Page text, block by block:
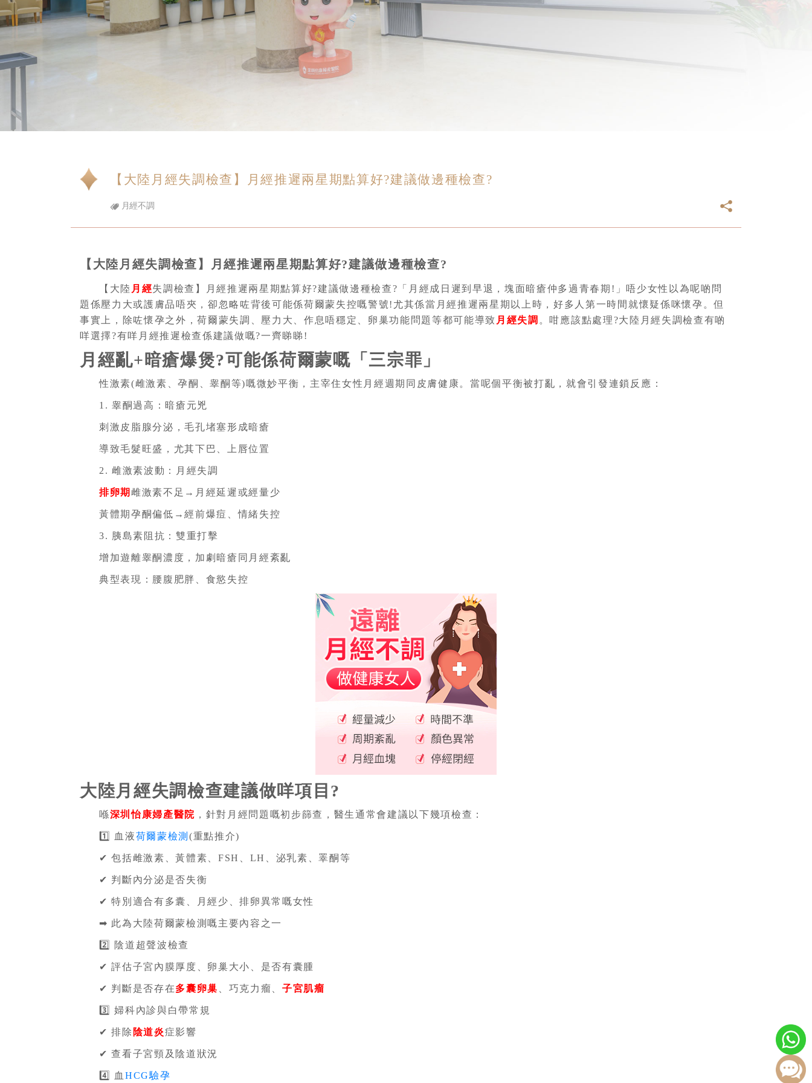
【大陸月經失調檢查】月經推遲兩星期點算好?建議做邊種檢查?
月經不調
【大陸月經失調檢查】月經推遲兩星期點算好?建議做邊種檢查?
【大陸 月經失調檢查】月經推遲兩星期點算好?建議做邊種檢查?「月經成日遲到早退，塊面暗瘡仲多過青春期!」唔少女性以為呢啲問
題係壓力大或護膚品唔夾，卻忽略咗背後可能係荷爾蒙失控嘅警號!尤其係當月經推遲兩星期以上時，好多人第一時間就懷疑係咪懷孕。但
事實上，除咗懷孕之外，荷爾蒙失調、壓力大、作息唔穩定、卵巢功能問題等都可能導致 月經失調 。咁應該點處理?大陸月經失調檢查有啲
咩選擇?有咩月經推遲檢查係建議做嘅?一齊睇睇!
月經亂+暗瘡爆煲?可能係荷爾蒙嘅「三宗罪」
性激素(雌激素、孕酮、睾酮等)嘅微妙平衡，主宰住女性月經週期同皮膚健康。當呢個平衡被打亂，就會引發連鎖反應：
1. 睾酮過高：暗瘡元兇
刺激皮脂腺分泌，毛孔堵塞形成暗瘡
導致毛髮旺盛，尤其下巴、上唇位置
2. 雌激素波動：月經失調
排卵期雌激素不足→月經延遲或經量少
黃體期孕酮偏低→經前爆痘、情緒失控
3. 胰島素阻抗：雙重打擊
增加遊離睾酮濃度，加劇暗瘡同月經紊亂
典型表現：腰腹肥胖、食慾失控
大陸月經失調檢查建議做咩項目?
喺深圳怡康婦產醫院 ，針對月經問題嘅初步篩查，醫生通常會建議以下幾項檢查：
1️⃣ 血液荷爾蒙檢測(重點推介)
✔ 包括雌激素、黃體素、FSH、LH、泌乳素、睪酮等
✔ 判斷內分泌是否失衡
✔ 特別適合有多囊、月經少、排卵異常嘅女性
➡ 此為大陸荷爾蒙檢測嘅主要內容之一
2️⃣ 陰道超聲波檢查
✔ 評估子宮內膜厚度、卵巢大小、是否有囊腫
✔ 判斷是否存在多囊卵巢 、巧克力瘤、子宮肌瘤
3️⃣ 婦科內診與白帶常規
✔ 排除 陰道炎症影響
✔ 查看子宮頸及陰道狀況
4️⃣ 血HCG驗孕